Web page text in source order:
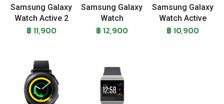
Samsung Galaxy
Watch Active 2
฿ 11,900
Samsung Galaxy
Watch
฿ 12,900
Samsung Galaxy
Watch Active
฿ 10,900